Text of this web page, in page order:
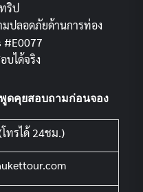
ริป
มปลอดภัยด้านการท่อง
#E0077
บได้จริง
ดคุยสอบถามก่อนจอง
ทรได้ 24ชม.)